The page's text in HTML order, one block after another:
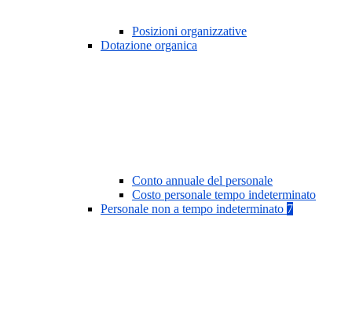
Posizioni organizzative
Dotazione organica
Conto annuale del personale
Costo personale tempo indeterminato
Personale non a tempo indeterminato 7